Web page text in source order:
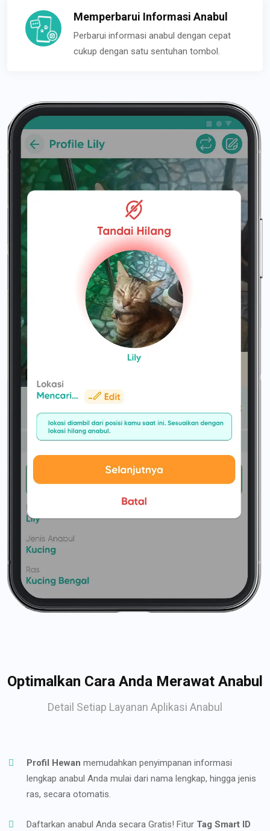
Memperbarui Informasi Anabul
Perbarui informasi anabul dengan cepat
cukup dengan satu sentuhan tombol.
Optimalkan Cara Anda Merawat Anabul
Detail Setiap Layanan Aplikasi Anabul
Profil Hewan memudahkan penyimpanan informasi
lengkap anabul Anda mulai dari nama lengkap, hingga jenis
ras, secara otomatis.
Daftarkan anabul Anda secara Gratis! Fitur Tag Smart ID